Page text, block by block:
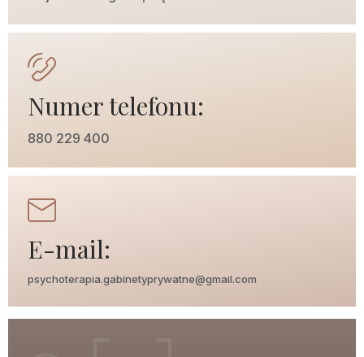
Numer telefonu:
880 229 400
E-mail:
psychoterapia.gabinetyprywatne@gmail.com